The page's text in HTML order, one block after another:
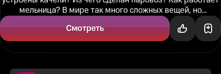
мельница? В мире так много сложных вещей, но
любопытство Лёвы не знает...
Смотреть